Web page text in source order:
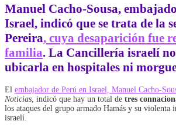
Manuel Cacho-Sousa,
Israel, indicó que se trata de la
Pereira, cuya desaparición fue
familia. La Cancillería israelí
ubicarla en hospitales ni
El embajador de Perú en Israel, Manuel Cacho-
Noticias , indicó que hay un total de tres
los ataques del grupo armado Hamás y su
israelí.